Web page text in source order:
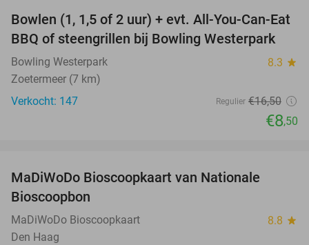
48%
Bowlen (1, 1,5 of 2 uur) + evt. All-You-Can-Eat
BBQ of steengrillen bij Bowling Westerpark
Bowling Westerpark 8.3 star
Zoetermeer (7 km)
Verkocht: 147
Regulier €16,50
€8,50
MaDiWoDo Bioscoopkaart van Nationale
Bioscoopbon
MaDiWoDo Bioscoopkaart 8.8 star
Den Haag